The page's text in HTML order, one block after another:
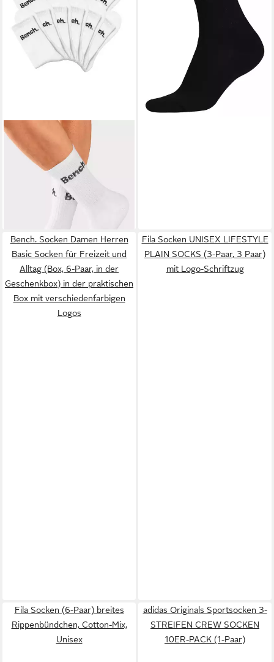
BENCH. Tennissocken Damen
Herren Sportsocken,
Laufsocken, (Packung, 12-
Paar, Crew-Socken,
Großpackung) mit Fuß
Polsterung, Baumwoll Frottee
ab 32,99 €
Bench. Socken Damen Herren
Basic Socken für Freizeit und
Alltag (Box, 6-Paar, in der
Geschenkbox) in der praktischen
Box mit verschiedenfarbigen
Logos
Fila Socken UNISEX LIFESTYLE
PLAIN SOCKS (3-Paar, 3 Paar)
mit Logo-Schriftzug
Fila Socken (6-Paar) breites
Rippenbündchen, Cotton-Mix,
Unisex
adidas Originals Sportsocken 3-
STREIFEN CREW SOCKEN
10ER-PACK (1-Paar)